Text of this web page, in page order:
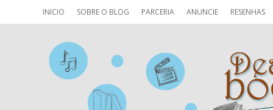
INICIO SOBRE O BLOG PARCERIA ANUNCIE RESENHAS